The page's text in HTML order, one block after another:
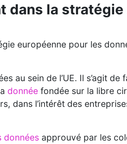
dans la
européenne pour les
sein de l’UE. Il s’agit de
donnée fondée sur la libre
dans l’intérêt des
données approuvé par les